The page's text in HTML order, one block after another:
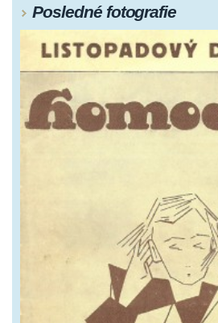
Posledné fotografie